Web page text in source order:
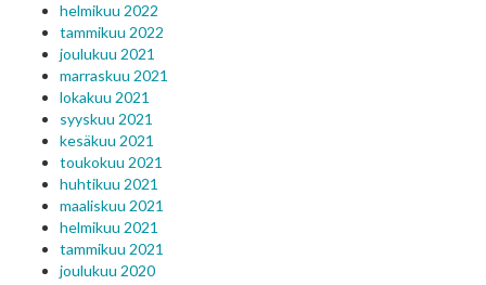
helmikuu 2022
tammikuu 2022
joulukuu 2021
marraskuu 2021
lokakuu 2021
syyskuu 2021
kesäkuu 2021
toukokuu 2021
huhtikuu 2021
maaliskuu 2021
helmikuu 2021
tammikuu 2021
joulukuu 2020